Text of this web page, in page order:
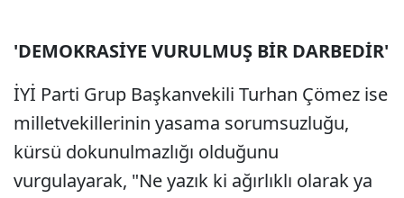
'DEMOKRASİYE VURULMUŞ BİR DARBEDİR'
İYİ Parti Grup Başkanvekili Turhan Çömez ise
milletvekillerinin yasama sorumsuzluğu,
kürsü dokunulmazlığı olduğunu
vurgulayarak, "Ne yazık ki ağırlıklı olarak ya